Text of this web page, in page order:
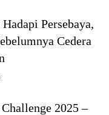
Persebaya,
Cedera
2025 –